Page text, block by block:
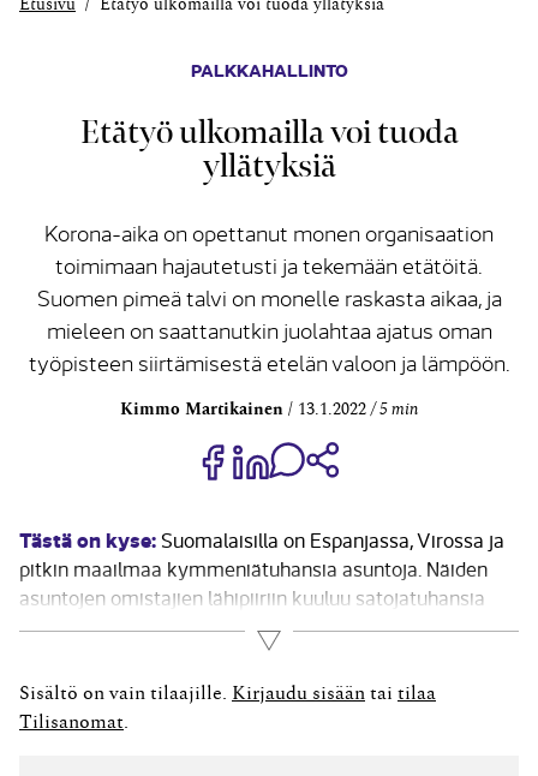
Etusivu Etätyö ulkomailla voi tuoda yllätyksiä
PALKKAHALLINTO
Etätyö ulkomailla voi tuoda
yllätyksiä
Korona-aika on opettanut monen organisaation
toimimaan hajautetusti ja tekemään etätöitä.
Suomen pimeä talvi on monelle raskasta aikaa, ja
mieleen on saattanutkin juolahtaa ajatus oman
työpisteen siirtämisestä etelän valoon ja lämpöön.
Kimmo Martikainen 13.1.2022 5 min
Jaa Share on Facebook
Jaa Share on LinkedIn
Jaa WhatsApp-viestinä
Tästä on kyse: Suomalaisilla on Espanjassa, Virossa ja
pitkin maailmaa kymmeniätuhansia asuntoja. Näiden
asuntojen omistajien lähipiiriin kuuluu satojatuhansia
ihmisiä, joilla on mahdollisuus varsin matalalla
kynnyksellä siirtyä pidemmäksikin aikaa ulkomaille
töihin ja asumaan asuntoon, joka vastaa
mukavuuksiltaan suomalaista kotia. Softafirmoilla on
Lue lisää
Sisältö on vain tilaajille. Kirjaudu sisään tai tilaa
Tilisanomat